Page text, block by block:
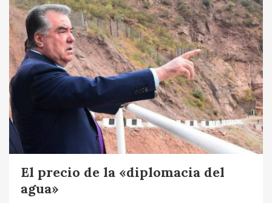
El precio de la «diplomacia del
agua»